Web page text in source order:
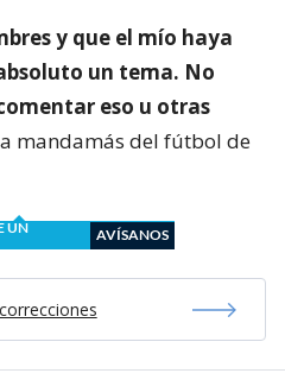
y que el mío haya
un tema. No
eso u otras
mandamás del fútbol de
UN
AVÍSANOS